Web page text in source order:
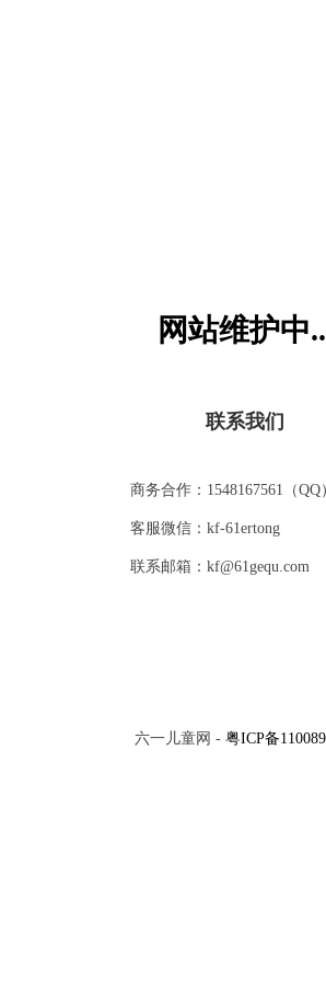
网站维护中
联系我们
商务合作：1548167561（QQ
客服微信：kf-61ertong
联系邮箱：kf@61gequ.com
六一儿童网 - 粤ICP备